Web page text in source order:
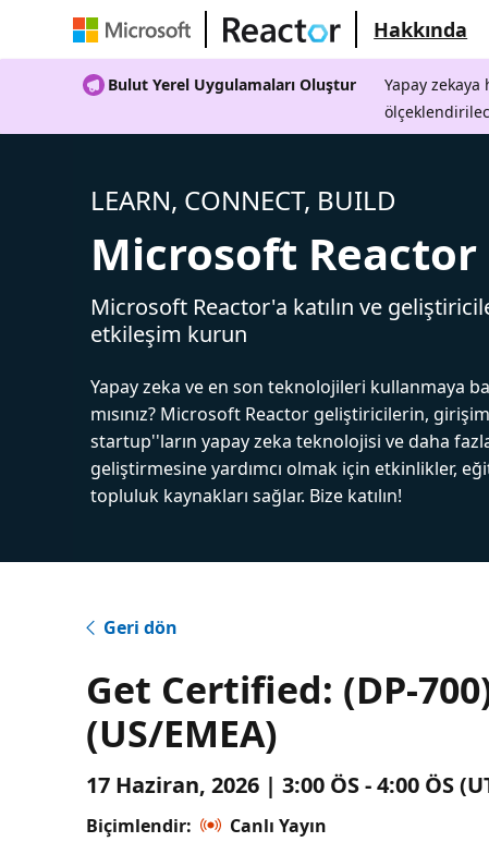
Hakkında
Bulut Yerel Uygulamaları Oluştur
Yapay zekaya
LEARN, CONNECT, BUILD
Microsoft Reactor
Microsoft Reactor'a katılın ve
etkileşim kurun
Yapay zeka ve en son teknolojileri kullanmaya
mısınız? Microsoft Reactor geliştiricilerin,
startup''ların yapay zeka teknolojisi ve daha
geliştirmesine yardımcı olmak için etkinlikler,
topluluk kaynakları sağlar. Bize katılın!
Geri dön
Get Certified: (DP-
(US/EMEA)
17 Haziran, 2026 | 3:00 ÖS - 4:00 ÖS
Biçimlendir:
Canlı Yayın